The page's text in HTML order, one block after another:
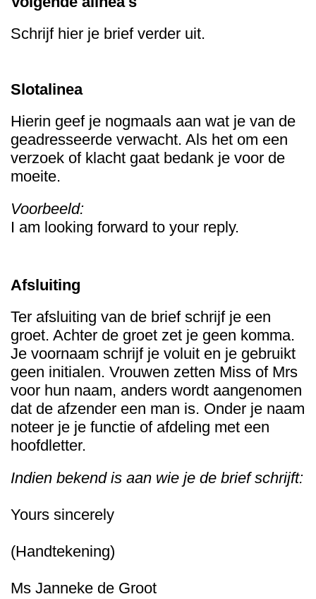
Schrijf hier je brief verder uit.
Slotalinea
Hierin geef je nogmaals aan wat je van de
geadresseerde verwacht. Als het om een
verzoek of klacht gaat bedank je voor de
moeite.
Voorbeeld:
I am looking forward to your reply.
Afsluiting
Ter afsluiting van de brief schrijf je een
groet. Achter de groet zet je geen komma.
Je voornaam schrijf je voluit en je gebruikt
geen initialen. Vrouwen zetten Miss of Mrs
voor hun naam, anders wordt aangenomen
dat de afzender een man is. Onder je naam
noteer je je functie of afdeling met een
hoofdletter.
Indien bekend is aan wie je de brief schrijft:
Yours sincerely
(Handtekening)
Ms Janneke de Groot